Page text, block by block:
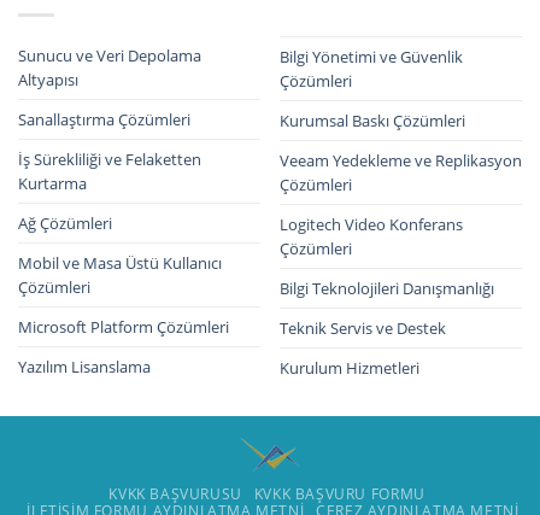
Sunucu ve Veri Depolama
Altyapısı
Sanallaştırma Çözümleri
İş Sürekliliği ve Felaketten
Kurtarma
Ağ Çözümleri
Mobil ve Masa Üstü Kullanıcı
Çözümleri
Microsoft Platform Çözümleri
Yazılım Lisanslama
Bilgi Yönetimi ve Güvenlik
Çözümleri
Kurumsal Baskı Çözümleri
Veeam Yedekleme ve Replikasyon
Çözümleri
Logitech Video Konferans
Çözümleri
Bilgi Teknolojileri Danışmanlığı
Teknik Servis ve Destek
Kurulum Hizmetleri
KVKK BAŞVURUSU
KVKK BAŞVURU FORMU